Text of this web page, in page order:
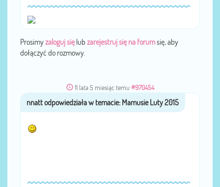
Prosimyzaloguj sięlub zarejestruj się na forumsię, aby
dołączyć do rozmowy.
11 lata 5 miesiąc temu #970454
przeznnatt